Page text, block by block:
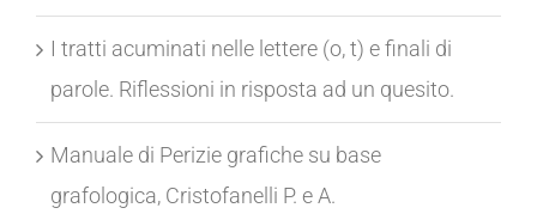
di padre Girolamo Moretti.
I tratti acuminati nelle lettere (o, t) e finali di
parole. Riflessioni in risposta ad un quesito.
Manuale di Perizie grafiche su base